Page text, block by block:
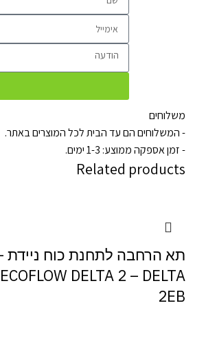
משלוחים
- המשלוחים הם עד הבית לכל המוצרים באתר.
- זמן אספקה ממוצע: 1-3 ימים.
Related products
תא הרחבה לתחנת כוח ניידת
ECOFLOW DELTA 2 – DELTA
2EB